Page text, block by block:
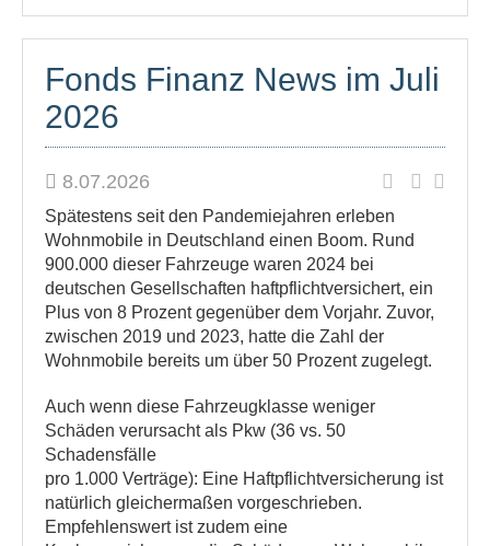
Fonds Finanz News im Juli
2026
8.07.2026
Spätestens seit den Pandemiejahren erleben
Wohnmobile in Deutschland einen Boom. Rund
900.000 dieser Fahrzeuge waren 2024 bei
deutschen Gesellschaften haftpflichtversichert, ein
Plus von 8 Prozent gegenüber dem Vorjahr. Zuvor,
zwischen 2019 und 2023, hatte die Zahl der
Wohnmobile bereits um über 50 Prozent zugelegt.
Auch wenn diese Fahrzeugklasse weniger
Schäden verursacht als Pkw (36 vs. 50
Schadensfälle
pro 1.000 Verträge): Eine Haftpflichtversicherung ist
natürlich gleichermaßen vorgeschrieben.
Empfehlenswert ist zudem eine